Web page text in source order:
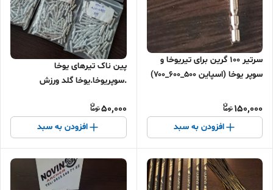
سرتیر ۱۰۰ گرین برای تیریوخا و
سوپر یوخا (اسپاین ۵۰۰_۶۰۰_۷۰۰)
150,000
افزودن به سبد
پین ناک تیرهای یوخا
.سوپریوخا.یوخا گلد ورزش
50,000
افزودن به سبد